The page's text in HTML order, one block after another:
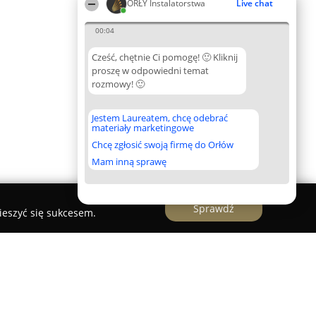
ORŁY Instalatorstwa Live chat
00:04
Cześć, chętnie Ci pomogę! 🙂 Kliknij
proszę w odpowiedni temat
rozmowy! 🙂
Jestem Laureatem, chcę odebrać
materiały marketingowe
Chcę zgłosić swoją firmę do Orłów
Mam inną sprawę
się sukcesem. Sprawdź